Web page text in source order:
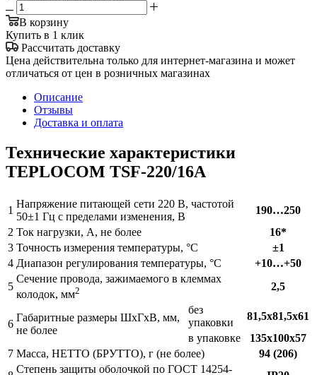
В корзину
Купить в 1 клик
Рассчитать доставку
Цена действительна только для интернет-магазина и может
отличаться от цен в розничных магазинах
Описание
Отзывы
Доставка и оплата
Технические характеристики
TEPLOCOM TSF-220/16A
1
Напряжение питающей сети 220 В, частотой
50±1 Гц с пределами изменения, В
190…250
2 Ток нагрузки, A, не более
16*
3 Точность измерения температуры, °С
±1
4 Диапазон регулирования температуры, °С
+10…+50
5
Сечение провода, зажимаемого в клеммах
колодок, мм2 2,5
6
Габаритные размеры ШхГхВ, мм,
не более
без
упаковки
81,5х81,5х61
в упаковке
135х100х57
7 Масса, НЕТТО (БРУТТО), г (не более)
94 (206)
Степень защиты оболочкой по ГОСТ 14254-